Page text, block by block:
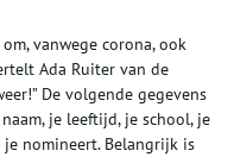
vanwege corona, ook
Ada Ruiter van de
De volgende gegevens
je leeftijd, je school, je
nomineert. Belangrijk is